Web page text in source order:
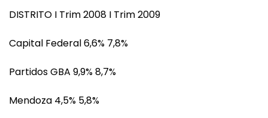
DISTRITO I Trim 2008 I Trim 2009
Capital Federal 6,6% 7,8%
Partidos GBA 9,9% 8,7%
Mendoza 4,5% 5,8%